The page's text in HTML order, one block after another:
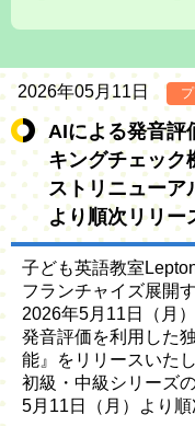
2026年05月11日
AIによる発音評
キングチェック
ストリニューア
より順次リリー
子ども英語教室
フランチャイズ展開
2026年5月11日（月
発音評価を利用した
能』をリリースいた
初級・中級シリーズ
5月11日（月）より順